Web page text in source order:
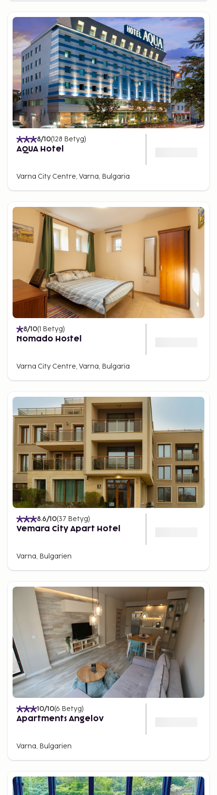
8/10(128 Betyg)
AQUA Hotel
Varna City Centre, Varna, Bulgaria
8/10(1 Betyg)
Nomado Hostel
Varna City Centre, Varna, Bulgaria
8.6/10(37 Betyg)
Vemara City Apart Hotel
Varna, Bulgarien
10/10(6 Betyg)
Apartments Angelov
Varna, Bulgarien